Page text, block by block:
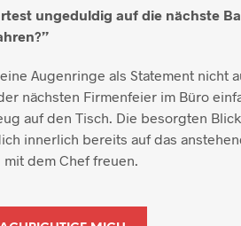
ungeduldig auf die nächste
Augenringe als Statement nicht
nächsten Firmenfeier im Büro
auf den Tisch. Die besorgten
innerlich bereits auf das
mit dem Chef freuen.